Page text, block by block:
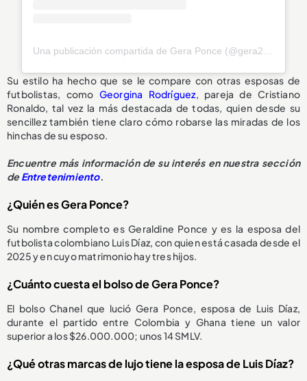
Una publicación compartida de Gera Ponce (@gera25ponce)
Su estilo ha hecho que se le compare con otras esposas de
futbolistas, como Georgina Rodríguez, pareja de Cristiano
Ronaldo, tal vez la más destacada de todas, quien desde su
sencillez también tiene claro cómo robarse las miradas de los
hinchas de su esposo.
Encuentre más información de su interés en nuestra sección
deEntretenimiento.
¿Quién es Gera Ponce?
Su nombre completo es Geraldine Ponce y es la esposa del
futbolista colombiano Luis Díaz, con quien está casada desde el
2025 y en cuyo matrimonio hay tres hijos.
¿Cuánto cuesta el bolso de Gera Ponce?
El bolso Chanel que lució Gera Ponce, esposa de Luis Díaz,
durante el partido entre Colombia y Ghana tiene un valor
superior a los $26.000.000; unos 14 SMLV.
¿Qué otras marcas de lujo tiene la esposa de Luis Díaz?